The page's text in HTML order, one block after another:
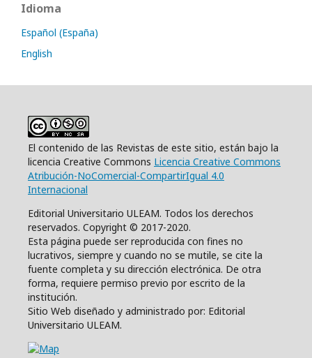
Idioma
Español (España)
English
El contenido de las Revistas de este sitio, están bajo la
licencia Creative Commons Licencia Creative Commons
Atribución-NoComercial-CompartirIgual 4.0
Internacional
Editorial Universitario ULEAM. Todos los derechos
reservados. Copyright © 2017-2020.
Esta página puede ser reproducida con fines no
lucrativos, siempre y cuando no se mutile, se cite la
fuente completa y su dirección electrónica. De otra
forma, requiere permiso previo por escrito de la
institución.
Sitio Web diseñado y administrado por: Editorial
Universitario ULEAM.